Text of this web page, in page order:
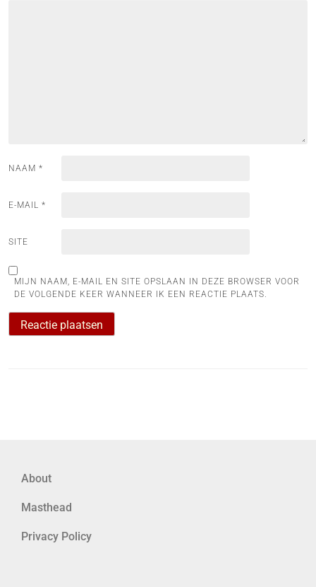
NAAM *
E-MAIL *
SITE
MIJN NAAM, E-MAIL EN SITE OPSLAAN IN DEZE BROWSER VOOR
DE VOLGENDE KEER WANNEER IK EEN REACTIE PLAATS.
About
Masthead
Privacy Policy